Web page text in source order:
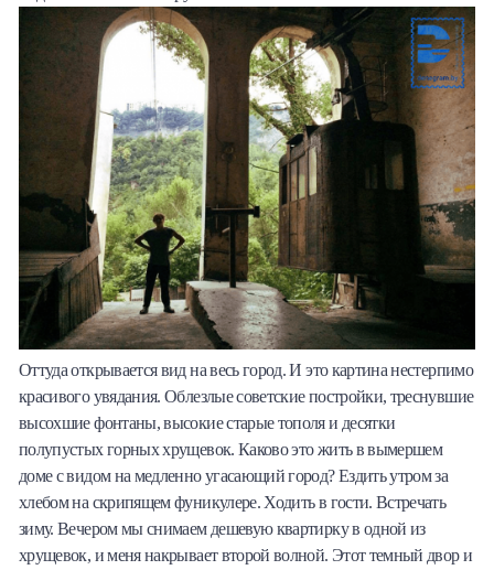
Оттуда открывается вид на весь город. И это картина нестерпимо
красивого увядания. Облезлые советские постройки, треснувшие
высохшие фонтаны, высокие старые тополя и десятки
полупустых горных хрущевок. Каково это жить в вымершем
доме с видом на медленно угасающий город? Ездить утром за
хлебом на скрипящем фуникулере. Ходить в гости. Встречать
зиму. Вечером мы снимаем дешевую квартирку в одной из
хрущевок, и меня накрывает второй волной. Этот темный двор и